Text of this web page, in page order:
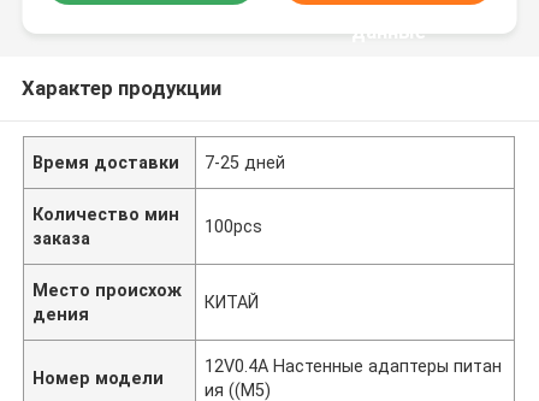
данные
Характер продукции
Время доставки 7-25 дней
Количество мин
заказа
100pcs
Место происхож
дения
КИТАЙ
Номер модели
12V0.4A Настенные адаптеры питан
ия ((M5)